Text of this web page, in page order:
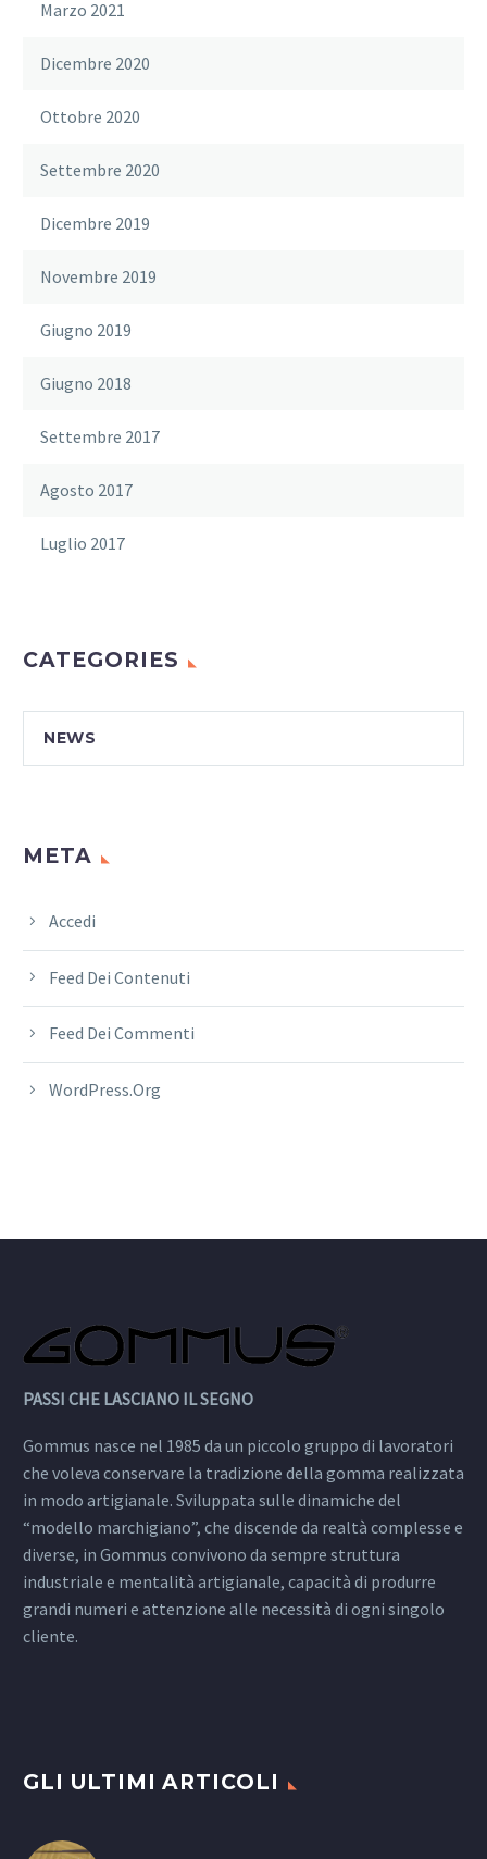
Marzo 2021
Dicembre 2020
Ottobre 2020
Settembre 2020
Dicembre 2019
Novembre 2019
Giugno 2019
Giugno 2018
Settembre 2017
Agosto 2017
Luglio 2017
CATEGORIES
NEWS
META
Accedi
Feed Dei Contenuti
Feed Dei Commenti
WordPress.org
PASSI CHE LASCIANO IL SEGNO
Gommus nasce nel 1985 da un piccolo gruppo di lavoratori
che voleva conservare la tradizione della gomma realizzata
in modo artigianale. Sviluppata sulle dinamiche del
“modello marchigiano”, che discende da realtà complesse e
diverse, in Gommus convivono da sempre struttura
industriale e mentalità artigianale, capacità di produrre
grandi numeri e attenzione alle necessità di ogni singolo
cliente.
GLI ULTIMI ARTICOLI